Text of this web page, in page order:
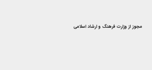
مجوز از وزارت فرهنگ و ارشاد اسلامی